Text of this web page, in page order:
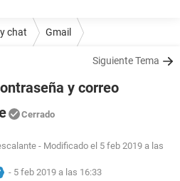
chat Gmail
Siguiente Tema
y correo
Cerrado
- Modificado el 5 feb 2019 a las
- 5 feb 2019 a las 16:33